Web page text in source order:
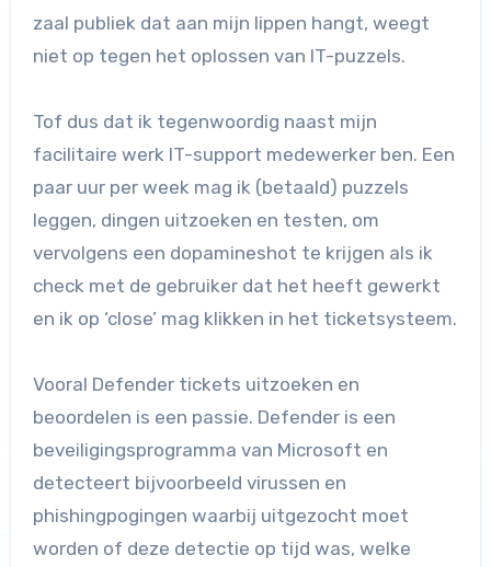
zaal publiek dat aan mijn lippen hangt, weegt
niet op tegen het oplossen van IT-puzzels.
Tof dus dat ik tegenwoordig naast mijn
facilitaire werk IT-support medewerker ben. Een
paar uur per week mag ik (betaald) puzzels
leggen, dingen uitzoeken en testen, om
vervolgens een dopamineshot te krijgen als ik
check met de gebruiker dat het heeft gewerkt
en ik op ‘close’ mag klikken in het ticketsysteem.
Vooral Defender tickets uitzoeken en
beoordelen is een passie. Defender is een
beveiligingsprogramma van Microsoft en
detecteert bijvoorbeeld virussen en
phishingpogingen waarbij uitgezocht moet
worden of deze detectie op tijd was, welke